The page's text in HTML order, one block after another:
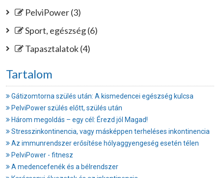
PelviPower (3)
Sport, egészség (6)
Tapasztalatok (4)
Tartalom
Gátizomtorna szülés után: A kismedencei egészség kulcsa
PelviPower szülés előtt, szülés után
Három megoldás – egy cél: Érezd jól Magad!
Stresszinkontinencia, vagy másképpen terheléses inkontinencia
Az immunrendszer erősítése hólyaggyengeség esetén télen
PelviPower - fitnesz
A medencefenék és a bélrendszer